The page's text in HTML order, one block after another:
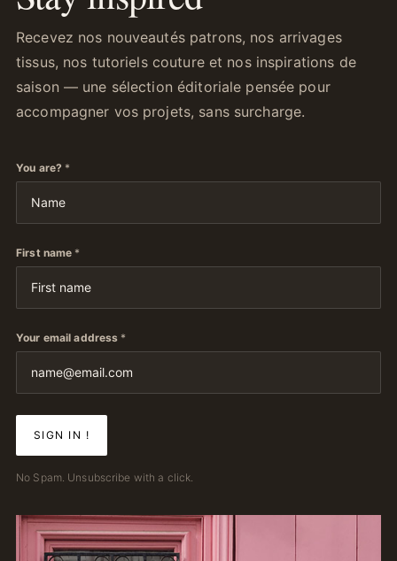
Recevez nos nouveautés patrons, nos arrivages
tissus, nos tutoriels couture et nos inspirations de
saison — une sélection éditoriale pensée pour
accompagner vos projets, sans surcharge.
You are? *
First name *
Your email address *
No Spam. Unsubscribe with a click.